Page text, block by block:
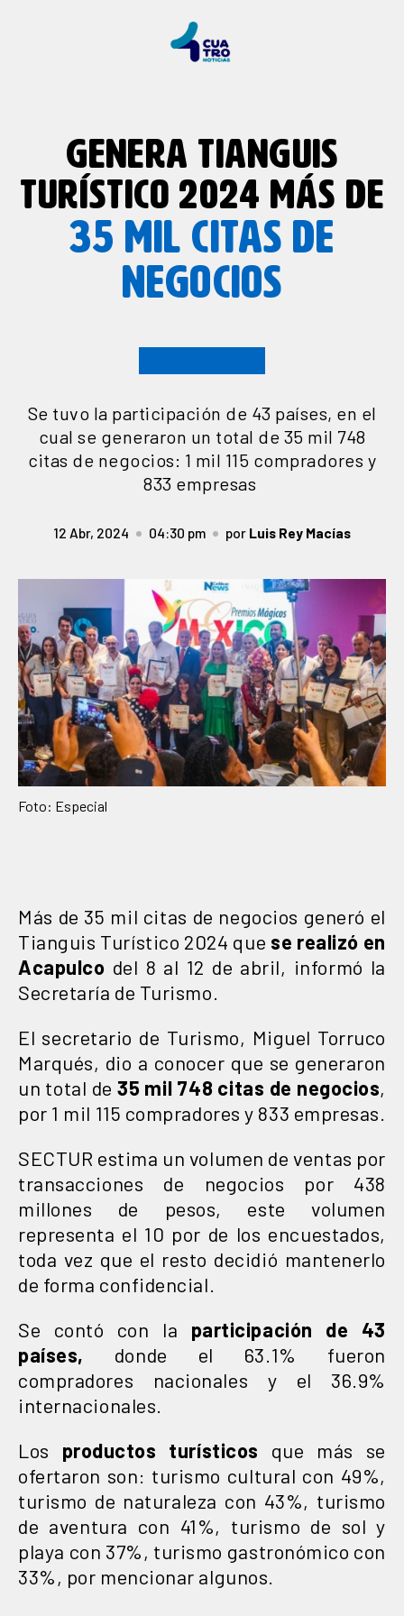
GENERA TIANGUIS
TURÍSTICO 2024 MÁS DE
35 MIL CITAS DE
NEGOCIOS
Se tuvo la participación de 43 países, en el
cual se generaron un total de 35 mil 748
citas de negocios: 1 mil 115 compradores y
833 empresas
12 Abr, 2024 04:30 pm por Luis Rey Macías
Foto: Especial
Más de 35 mil citas de negocios generó el
Tianguis Turístico 2024 que se realizó en
Acapulco del 8 al 12 de abril, informó la
Secretaría de Turismo.
El secretario de Turismo, Miguel Torruco
Marqués, dio a conocer que se generaron
un total de35 mil 748 citas de negocios,
por 1 mil 115 compradores y 833 empresas.
SECTUR estima un volumen de ventas por
transacciones de negocios por 438
millones de pesos, este volumen
representa el 10 por de los encuestados,
toda vez que el resto decidió mantenerlo
de forma confidencial.
Se contó con la participación de 43
países, donde el 63.1% fueron
compradores nacionales y el 36.9%
internacionales.
Los productos turísticos que más se
ofertaron son: turismo cultural con 49%,
turismo de naturaleza con 43%, turismo
de aventura con 41%, turismo de sol y
playa con 37%, turismo gastronómico con
33%, por mencionar algunos.